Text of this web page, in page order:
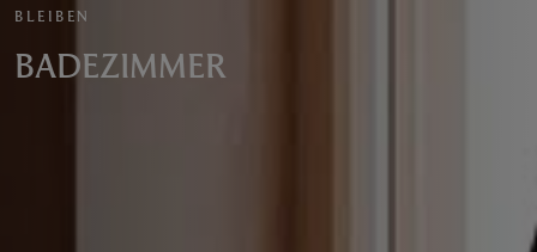
BLEIBEN
BADEZIMMER